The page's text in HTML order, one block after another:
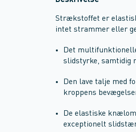
Strækstoffet er
intet strammer eller
Det
slidstyrke, samtidig
Den lave talje med
kroppens
De elastiske
exceptionelt